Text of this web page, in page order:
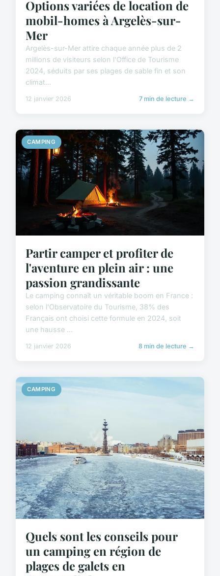
Options variées de location de
mobil-homes à Argelès-sur-
Mer
Argelès-sur-Mer attire chaque année plus de 2
millions de visiteurs selon l'Office de Tourisme
2024, séduits par ses plages de sable fin et son
climat...
12 janvier 2026 7 min de lecture →
CAMPING
Partir camper et profiter de
l'aventure en plein air : une
passion grandissante
Le camping connaît un véritable boom en France :
selon l'Observatoire du Tourisme, 38% des
Français ont choisi cette formule en 2024, soit
une hausse ...
12 janvier 2026 8 min de lecture →
CAMPING
Quels sont les conseils pour
un camping en région de
plages de galets en